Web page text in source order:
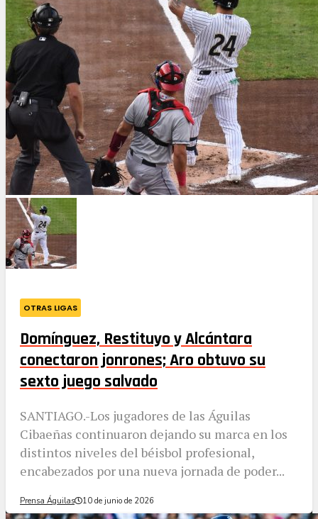
OTRAS LIGAS
Domínguez, Restituyo y Alcántara
conectaron jonrones; Aro obtuvo su
sexto juego salvado
SANTIAGO.-Los jugadores de las Águilas
Cibaeñas continuaron dejando su marca en los
distintos niveles del béisbol profesional,
encabezados por una nueva jornada de poder...
Prensa Águilas 10 de junio de 2026